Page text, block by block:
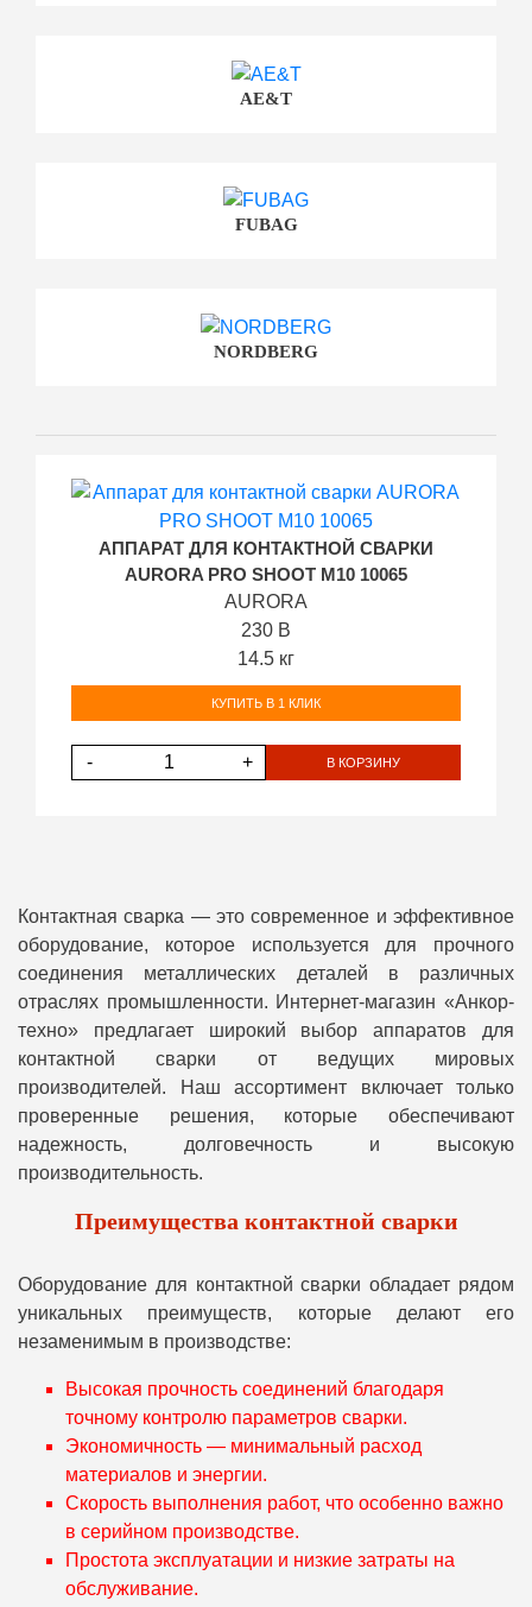
AE&T
FUBAG
NORDBERG
АППАРАТ ДЛЯ КОНТАКТНОЙ СВАРКИ
AURORA PRO SHOOT M10 10065
AURORA
230 В
14.5 кг
КУПИТЬ В 1 КЛИК
- + В КОРЗИНУ
Контактная сварка — это современное и эффективное
оборудование, которое используется для прочного
соединения металлических деталей в различных
отраслях промышленности. Интернет-магазин «Анкор-
техно» предлагает широкий выбор аппаратов для
контактной сварки от ведущих мировых
производителей. Наш ассортимент включает только
проверенные решения, которые обеспечивают
надежность, долговечность и высокую
производительность.
Преимущества контактной сварки
Оборудование для контактной сварки обладает рядом
уникальных преимуществ, которые делают его
незаменимым в производстве:
Высокая прочность соединений благодаря
точному контролю параметров сварки.
Экономичность — минимальный расход
материалов и энергии.
Скорость выполнения работ, что особенно важно
в серийном производстве.
Простота эксплуатации и низкие затраты на
обслуживание.